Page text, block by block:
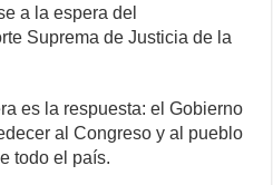
a la espera del
Suprema de Justicia de la
es la respuesta: el Gobierno
al Congreso y al pueblo
todo el país.